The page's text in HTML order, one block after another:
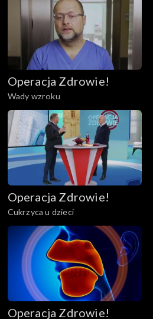
Operacja Zdrowie!
Wady wzroku
Operacja Zdrowie!
Cukrzyca u dzieci
Operacja Zdrowie!